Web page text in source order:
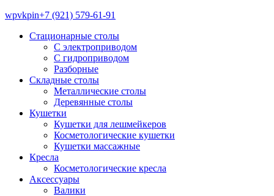
wpvkpin+7 (921) 579-61-91
Стационарные столы
С электроприводом
С гидроприводом
Разборные
Складные столы
Металлические столы
Деревянные столы
Кушетки
Кушетки для лешмейкеров
Косметологические кушетки
Кушетки массажные
Кресла
Косметологические кресла
Аксессуары
Валики